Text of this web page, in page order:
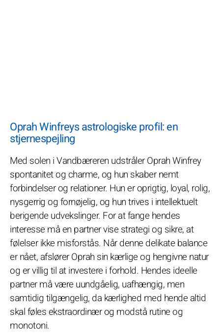
Oprah Winfreys astrologiske profil: en
stjernespejling
Med solen i Vandbæreren udstråler Oprah Winfrey
spontanitet og charme, og hun skaber nemt
forbindelser og relationer. Hun er oprigtig, loyal, rolig,
nysgerrig og fornøjelig, og hun trives i intellektuelt
berigende udvekslinger. For at fange hendes
interesse må en partner vise strategi og sikre, at
følelser ikke misforstås. Når denne delikate balance
er nået, afslører Oprah sin kærlige og hengivne natur
og er villig til at investere i forhold. Hendes ideelle
partner må være uundgåelig, uafhængig, men
samtidig tilgængelig, da kærlighed med hende altid
skal føles ekstraordinær og modstå rutine og
monotoni.